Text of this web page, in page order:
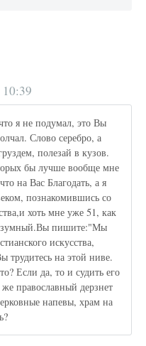
10:39
я не подумал, это Вы
Слово серебро, а
полезай в кузов.
бы лучше вообще мне
на Вас Благодать, а я
познакомившись со
хоть мне уже 51, как
пишите:"Мы
искусства,
на этой ниве.
Если да, то и судить его
православный дерзнет
напевы, храм на